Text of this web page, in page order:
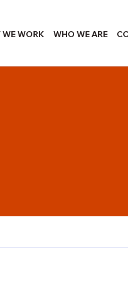
WE WORK WHO WE ARE